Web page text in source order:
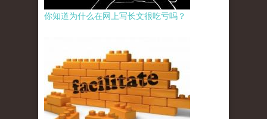
你知道为什么在网上写长文很吃亏吗？